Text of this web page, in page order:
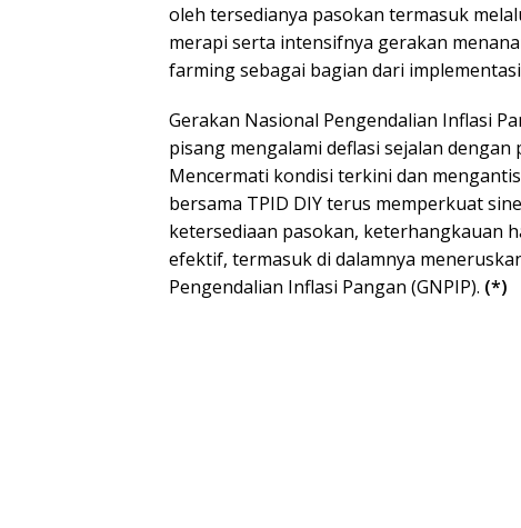
oleh tersedianya pasokan termasuk
merapi serta intensifnya gerakan
farming sebagai bagian dari
Gerakan Nasional Pengendalian Inflasi
pisang mengalami deflasi sejalan
Mencermati kondisi terkini dan
bersama TPID DIY terus memperkuat
ketersediaan pasokan, keterhangkauan
efektif, termasuk di dalamnya
Pengendalian Inflasi Pangan (GNPIP). (*)